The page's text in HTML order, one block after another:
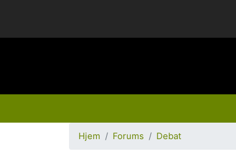
Hjem Forums Debat